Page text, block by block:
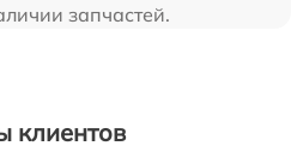
запчастей.
клиентов